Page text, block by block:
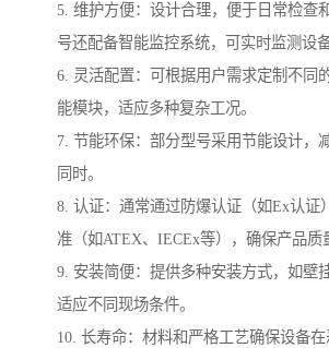
5. 维护方便：设计合理，便于日常检查
号还配备智能监控系统，可实时监测设
6. 灵活配置：可根据用户需求定制不同
能模块，适应多种复杂工况。
7. 节能环保：部分型号采用节能设计，
同时。
8. 认证：通常通过防爆认证（如Ex认证
准（如ATEX、IECEx等），确保产品质
9. 安装简便：提供多种安装方式，如壁
适应不同现场条件。
10. 长寿命：材料和严格工艺确保设备